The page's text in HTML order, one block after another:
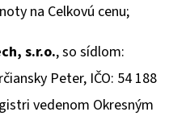
na Celkovú cenu;
s.r.o., so sídlom:
Peter, IČO: 54 188
vedenom Okresným